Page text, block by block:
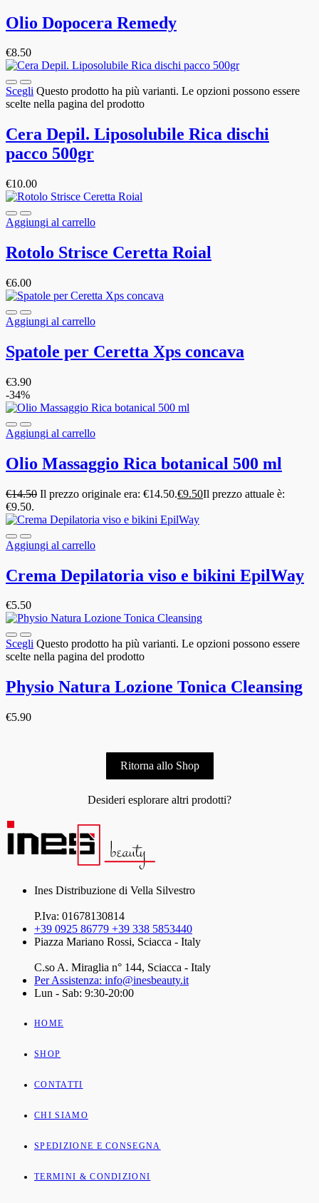
Olio Dopocera Remedy
€8.50
Scegli Questo prodotto ha più varianti. Le opzioni possono essere
scelte nella pagina del prodotto
Cera Depil. Liposolubile Rica dischi
pacco 500gr
€10.00
Aggiungi al carrello
Rotolo Strisce Ceretta Roial
€6.00
Aggiungi al carrello
Spatole per Ceretta Xps concava
€3.90
-34%
Aggiungi al carrello
Olio Massaggio Rica botanical 500 ml
€14.50 Il prezzo originale era: €14.50.€9.50Il prezzo attuale è:
€9.50.
Aggiungi al carrello
Crema Depilatoria viso e bikini EpilWay
€5.50
Scegli Questo prodotto ha più varianti. Le opzioni possono essere
scelte nella pagina del prodotto
Physio Natura Lozione Tonica Cleansing
€5.90
Ritorna allo Shop
Desideri esplorare altri prodotti?
Ines Distribuzione di Vella Silvestro
P.Iva: 01678130814
+39 0925 86779 +39 338 5853440
Piazza Mariano Rossi, Sciacca - Italy
C.so A. Miraglia n° 144, Sciacca - Italy
Per Assistenza: info@inesbeauty.it
Lun - Sab: 9:30-20:00
HOME
SHOP
CONTATTI
CHI SIAMO
SPEDIZIONE E CONSEGNA
TERMINI & CONDIZIONI